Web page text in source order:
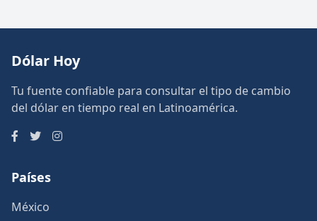
Dólar Hoy
Tu fuente confiable para consultar el tipo de cambio
del dólar en tiempo real en Latinoamérica.
Países
México